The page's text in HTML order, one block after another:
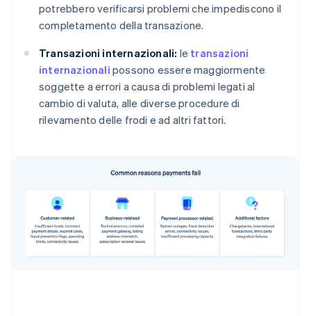
potrebbero verificarsi problemi che impediscono il
completamento della transazione.
Transazioni internazionali: le transazioni
internazionali possono essere maggiormente
soggette a errori a causa di problemi legati al
cambio di valuta, alle diverse procedure di
rilevamento delle frodi e ad altri fattori.